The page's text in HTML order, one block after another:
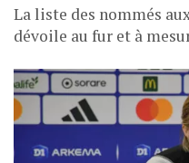
La liste des nommés
dévoile au fur et à